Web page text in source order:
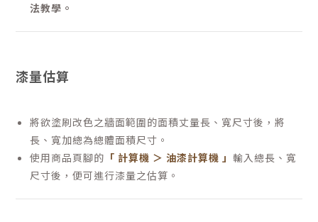
法教學。
漆量估算
將欲塗刷改色之牆面範圍的面積丈量長、寬尺寸後，將
長、寬加總為總體面積尺寸。
使用商品頁腳的 「 計算機 ＞ 油漆計算機 」 輸入總長、寬
尺寸後，便可進行漆量之估算。